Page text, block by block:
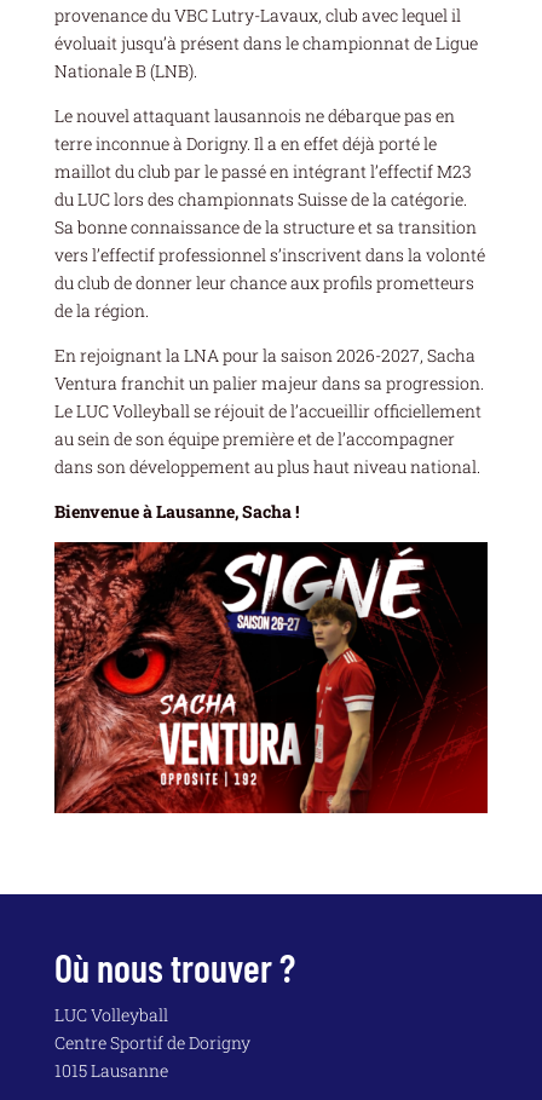
provenance du VBC Lutry-Lavaux, club avec lequel il
évoluait jusqu’à présent dans le championnat de Ligue
Nationale B (LNB).
Le nouvel attaquant lausannois ne débarque pas en
terre inconnue à Dorigny. Il a en effet déjà porté le
maillot du club par le passé en intégrant l’effectif M23
du LUC lors des championnats Suisse de la catégorie.
Sa bonne connaissance de la structure et sa transition
vers l’effectif professionnel s’inscrivent dans la volonté
du club de donner leur chance aux profils prometteurs
de la région.
En rejoignant la LNA pour la saison 2026-2027, Sacha
Ventura franchit un palier majeur dans sa progression.
Le LUC Volleyball se réjouit de l’accueillir officiellement
au sein de son équipe première et de l’accompagner
dans son développement au plus haut niveau national.
Bienvenue à Lausanne, Sacha !
Où nous trouver ?
LUC Volleyball
Centre Sportif de Dorigny
1015 Lausanne